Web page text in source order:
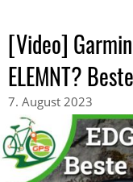
[Video]
ELEMNT?
7. August 2023